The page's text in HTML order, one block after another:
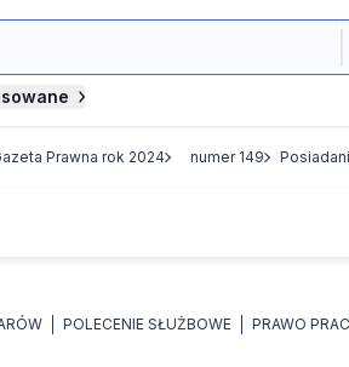
Prawna rok 2024 numer 149
POLECENIE SŁUŻBOWE PRAWO